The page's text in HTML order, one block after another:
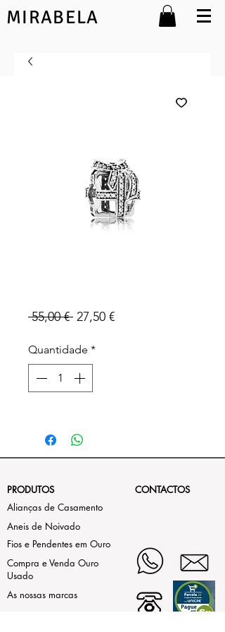
MIRABELA
55,00 € Preço
27,50 €Preço
Quantidade *
PRODUTOS
CONTACTOS
Alianças de Casamento
Aneis de Noivado
Fios e Pendentes em Ouro
Compra e Venda Ouro
Usado
As nossas marcas